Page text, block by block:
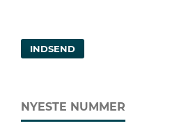
INDSEND
NYESTE NUMMER